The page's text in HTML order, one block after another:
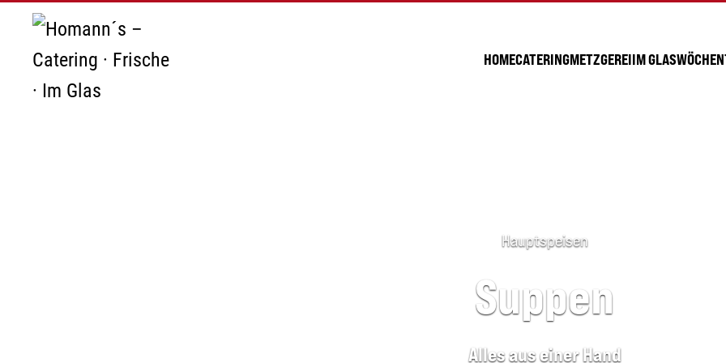
Zum Hauptinhalt springen
HOMECATERINGMETZGEREIIM GLAS
Hauptspeisen
Suppen
Alles aus einer Hand